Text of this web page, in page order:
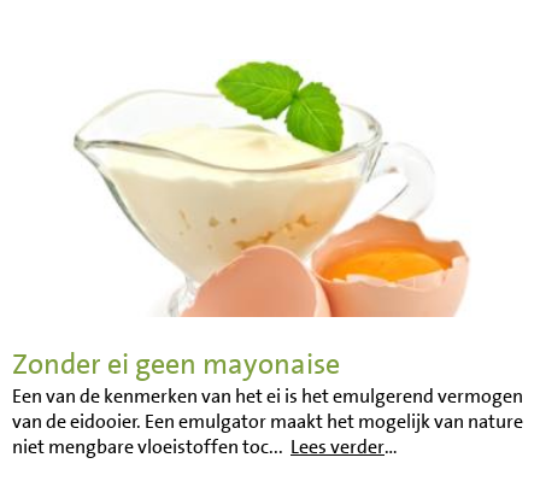
Zonder ei geen mayonaise
Een van de kenmerken van het ei is het emulgerend vermogen
van de eidooier. Een emulgator maakt het mogelijk van nature
niet mengbare vloeistoffen toc... Lees verder…